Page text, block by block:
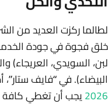
لطالما ركزت العديد من
خلق فجوة في جودة
لبن، السويدي، العريجاء)
البيضاء). في “فايف ستار”،
2026يجب أن تغطي كافة